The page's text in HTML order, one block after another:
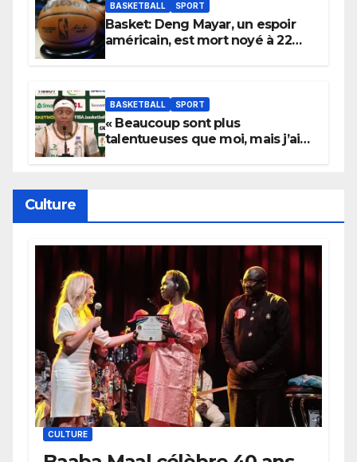
BASKETBALL SPORT
Basket: Deng Mayar, un espoir
américain, est mort noyé à 22
BASKETBALL SPORT
« Beaucoup sont plus
talentueuses que moi, mais j’ai
Culture
CULTURE